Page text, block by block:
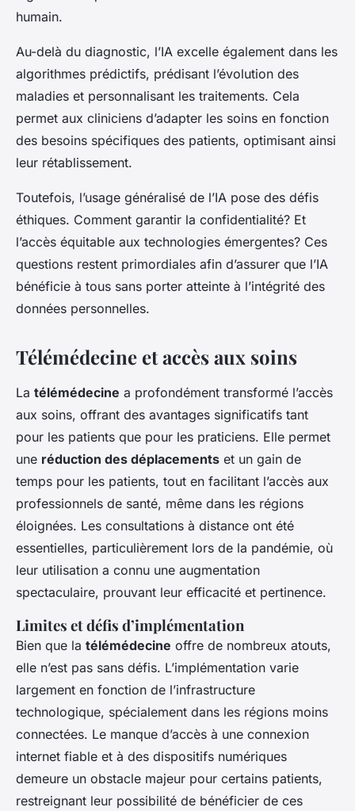
humain.
Au-delà du diagnostic, l’IA excelle également dans les
algorithmes prédictifs, prédisant l’évolution des
maladies et personnalisant les traitements. Cela
permet aux cliniciens d’adapter les soins en fonction
des besoins spécifiques des patients, optimisant ainsi
leur rétablissement.
Toutefois, l’usage généralisé de l’IA pose des défis
éthiques. Comment garantir la confidentialité? Et
l’accès équitable aux technologies émergentes? Ces
questions restent primordiales afin d’assurer que l’IA
bénéficie à tous sans porter atteinte à l’intégrité des
données personnelles.
Télémédecine et accès aux soins
La télémédecine a profondément transformé l’accès
aux soins, offrant des avantages significatifs tant
pour les patients que pour les praticiens. Elle permet
une réduction des déplacements et un gain de
temps pour les patients, tout en facilitant l’accès aux
professionnels de santé, même dans les régions
éloignées. Les consultations à distance ont été
essentielles, particulièrement lors de la pandémie, où
leur utilisation a connu une augmentation
spectaculaire, prouvant leur efficacité et pertinence.
Limites et défis d’implémentation
Bien que la télémédecine offre de nombreux atouts,
elle n’est pas sans défis. L’implémentation varie
largement en fonction de l’infrastructure
technologique, spécialement dans les régions moins
connectées. Le manque d’accès à une connexion
internet fiable et à des dispositifs numériques
demeure un obstacle majeur pour certains patients,
restreignant leur possibilité de bénéficier de ces